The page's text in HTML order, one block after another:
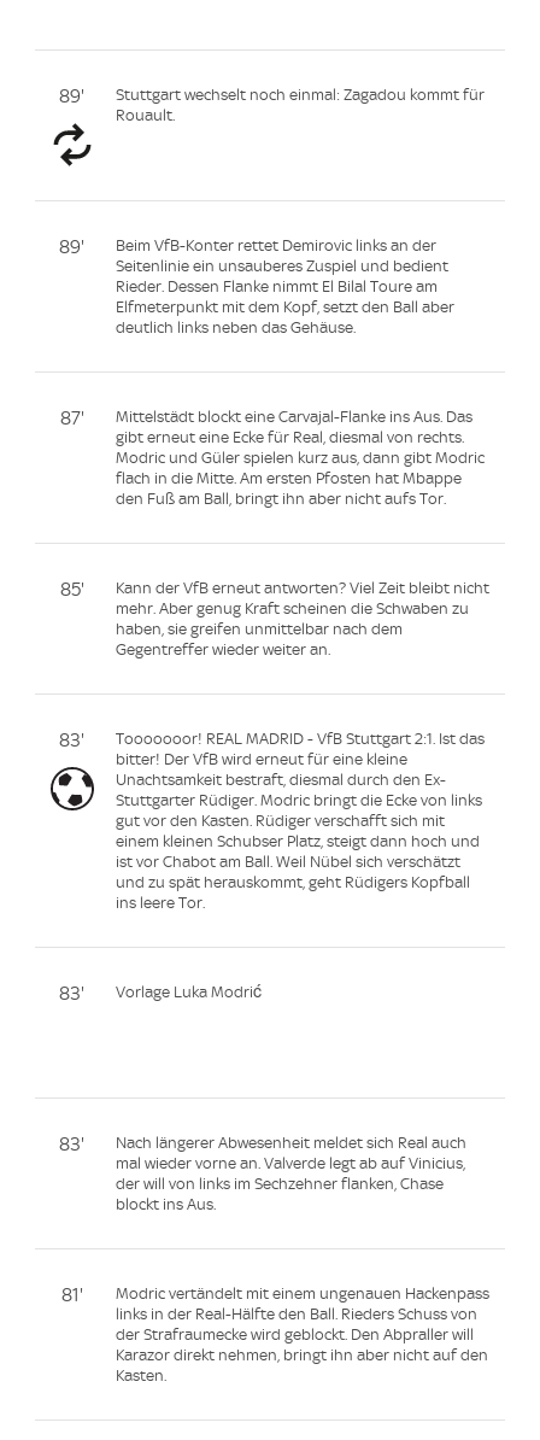
89'
Stuttgart wechselt noch einmal: Zagadou kommt für
Rouault.
89'
Beim VfB-Konter rettet Demirovic links an der
Seitenlinie ein unsauberes Zuspiel und bedient
Rieder. Dessen Flanke nimmt El Bilal Toure am
Elfmeterpunkt mit dem Kopf, setzt den Ball aber
deutlich links neben das Gehäuse.
87'
Mittelstädt blockt eine Carvajal-Flanke ins Aus. Das
gibt erneut eine Ecke für Real, diesmal von rechts.
Modric und Güler spielen kurz aus, dann gibt Modric
flach in die Mitte. Am ersten Pfosten hat Mbappe
den Fuß am Ball, bringt ihn aber nicht aufs Tor.
85'
Kann der VfB erneut antworten? Viel Zeit bleibt nicht
mehr. Aber genug Kraft scheinen die Schwaben zu
haben, sie greifen unmittelbar nach dem
Gegentreffer wieder weiter an.
83'
Tooooooor! REAL MADRID - VfB Stuttgart 2:1. Ist das
bitter! Der VfB wird erneut für eine kleine
Unachtsamkeit bestraft, diesmal durch den Ex-
Stuttgarter Rüdiger. Modric bringt die Ecke von links
gut vor den Kasten. Rüdiger verschafft sich mit
einem kleinen Schubser Platz, steigt dann hoch und
ist vor Chabot am Ball. Weil Nübel sich verschätzt
und zu spät herauskommt, geht Rüdigers Kopfball
ins leere Tor.
83' Vorlage Luka Modrić
83'
Nach längerer Abwesenheit meldet sich Real auch
mal wieder vorne an. Valverde legt ab auf Vinicius,
der will von links im Sechzehner flanken, Chase
blockt ins Aus.
81'
Modric vertändelt mit einem ungenauen Hackenpass
links in der Real-Hälfte den Ball. Rieders Schuss von
der Strafraumecke wird geblockt. Den Abpraller will
Karazor direkt nehmen, bringt ihn aber nicht auf den
Kasten.